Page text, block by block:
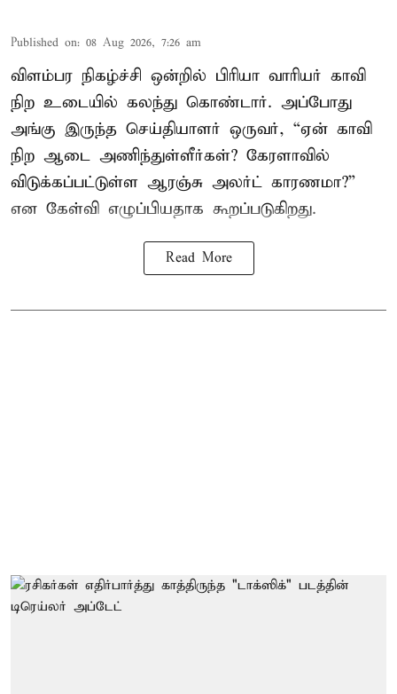
Published on: 08 Aug 2026, 7:26 am
விளம்பர நிகழ்ச்சி ஒன்றில் பிரியா வாரியர் காவி
நிற உடையில் கலந்து கொண்டார். அப்போது
அங்கு இருந்த செய்தியாளர் ஒருவர், “ஏன் காவி
நிற ஆடை அணிந்துள்ளீர்கள்? கேரளாவில்
விடுக்கப்பட்டுள்ள ஆரஞ்சு அலர்ட் காரணமா?”
என கேள்வி எழுப்பியதாக கூறப்படுகிறது.
Read More